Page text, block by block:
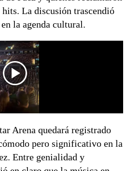
hits. La discusión trascendió
la agenda cultural.
Arena quedará registrado
pero significativo en la
Entre genialidad y